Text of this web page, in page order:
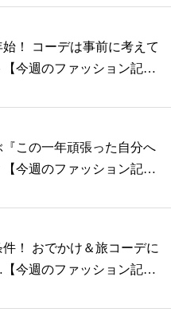
！ コーデは事前に考えて
今週のファッション記事
『この一年頑張った自分へ
今週のファッション記事
！ おでかけ＆旅コーデに
今週のファッション記事